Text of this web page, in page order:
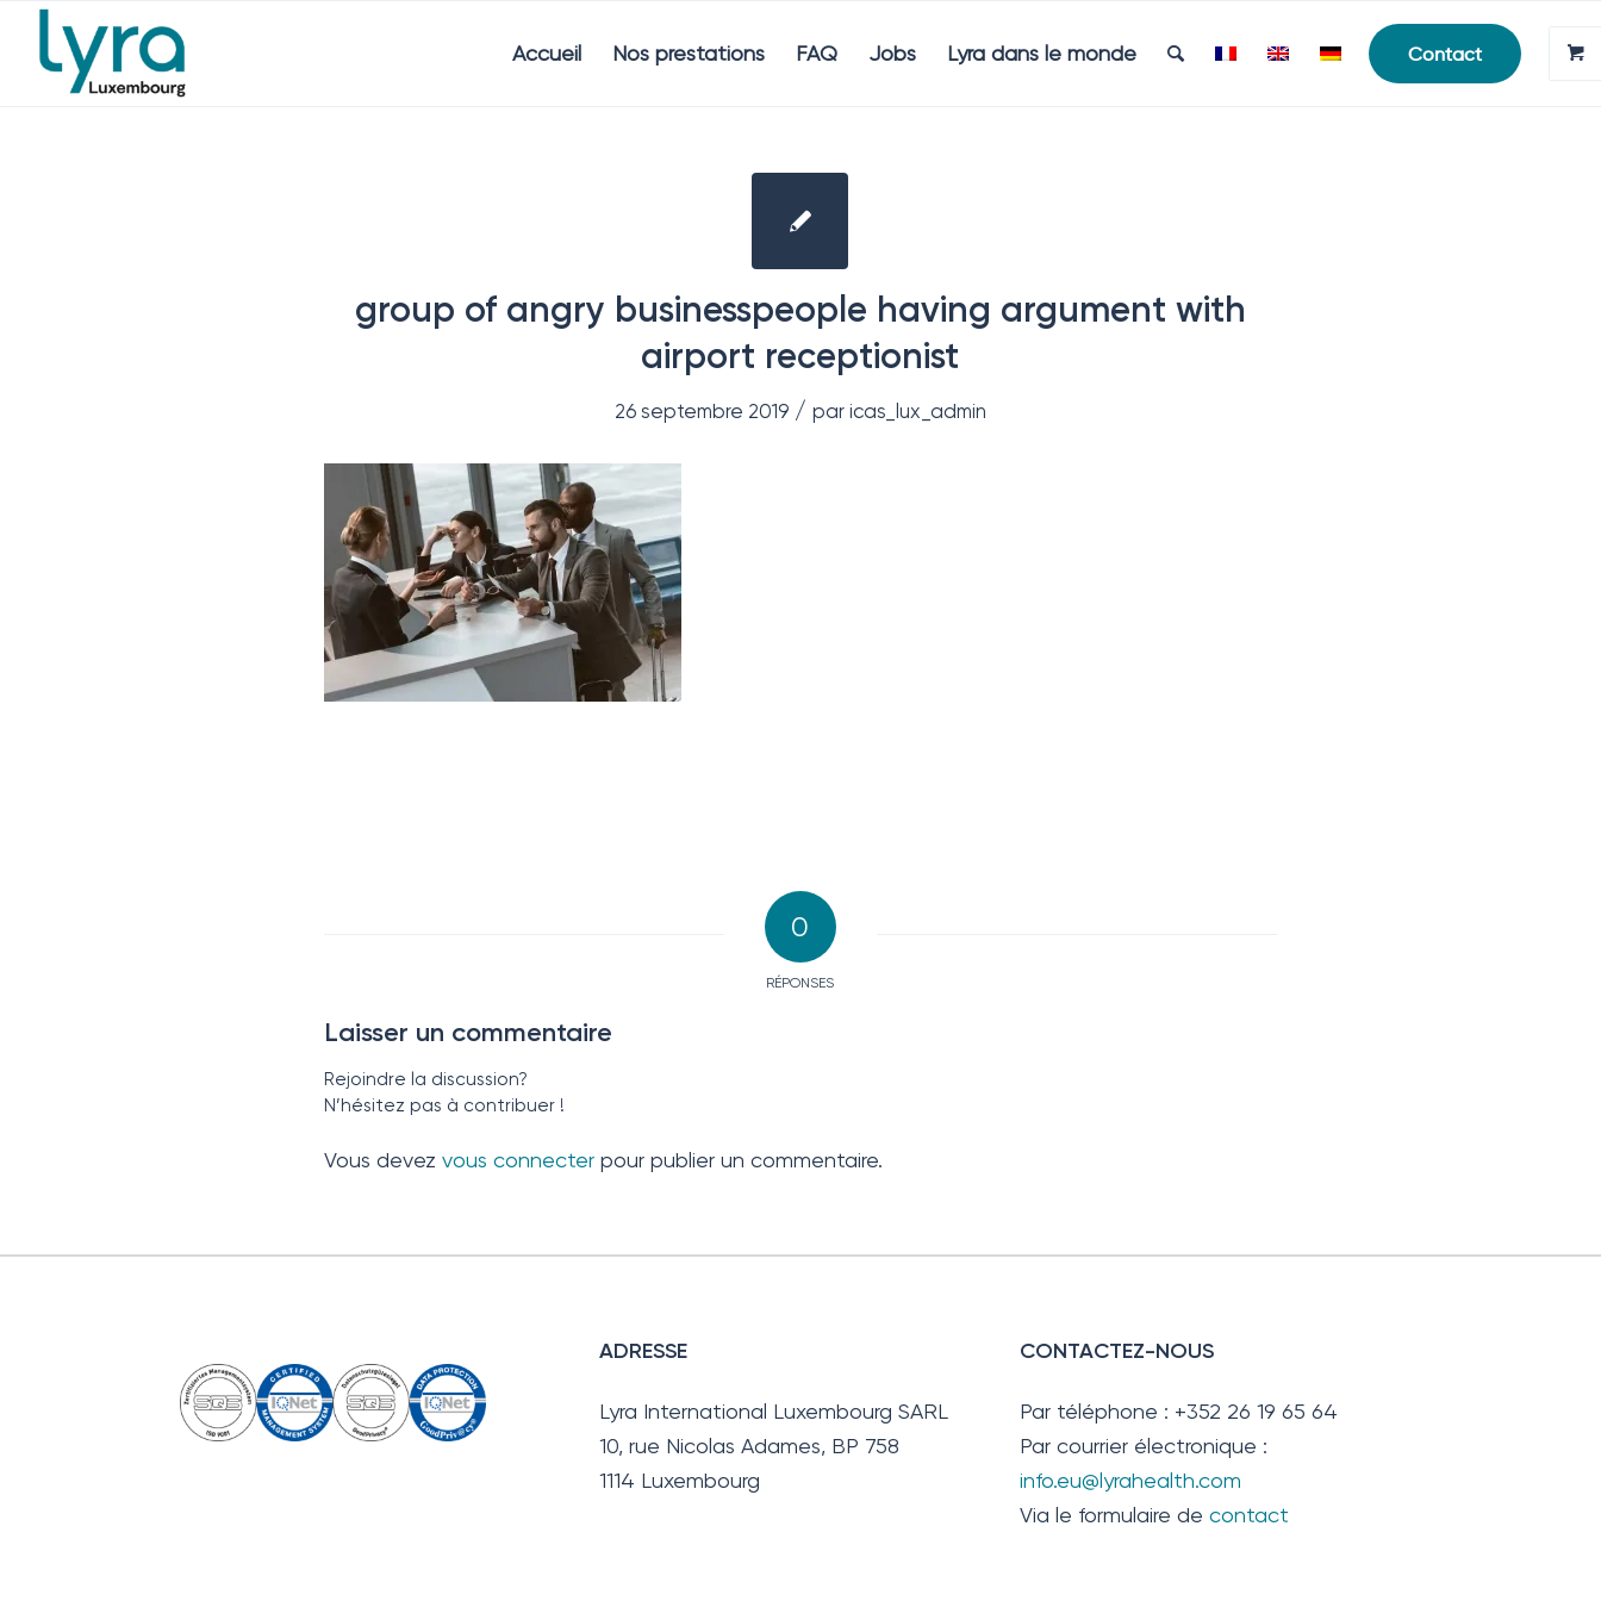
Accueil Nos prestations FAQ Jobs Lyra dans le monde Contact
group of angry businesspeople having argument with
airport receptionist
26 septembre 2019 / par icas_lux_admin
0
RÉPONSES
Laisser un commentaire
Rejoindre la discussion?
N’hésitez pas à contribuer !
Vous devez vous connecterpour publier un commentaire.
ADRESSE
Lyra International Luxembourg SARL
10, rue Nicolas Adames, BP 758
1114 Luxembourg
CONTACTEZ-NOUS
Par téléphone : +352 26 19 65 64
Par courrier électronique :
info.eu@lyrahealth.com
Via le formulaire decontact